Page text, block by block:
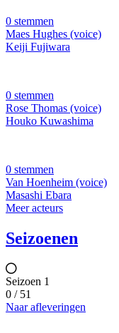
0 stemmen
Maes Hughes (voice)
Keiji Fujiwara
0 stemmen
Rose Thomas (voice)
Houko Kuwashima
0 stemmen
Van Hoenheim (voice)
Masashi Ebara
Meer acteurs
Seizoenen
Seizoen 1
0 / 51
Naar afleveringen